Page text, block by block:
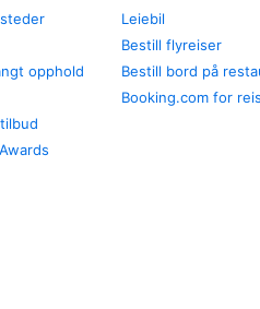
opphold
Leiebil
Bestill flyreiser
Bestill bord på
Booking.com for